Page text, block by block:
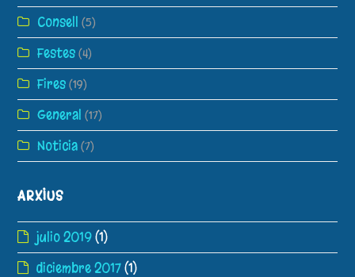
Consell (5)
Festes (4)
Fires (19)
General (17)
Noticia (7)
ARXIUS
julio 2019(1)
diciembre 2017(1)